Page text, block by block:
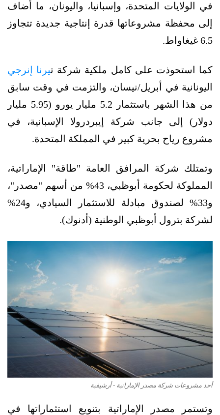
في الولايات المتحدة، وإسبانيا، واليونان، ما أضاف
إلى محفظة مشروعاتها قدرة إنتاجية جديدة تتجاوز
6.5 غيغاواط.
كما استحوذت على كامل ملكية شركة تيرنا إنرجي
اليونانية في أبريل/نيسان، والتزمت في وقت سابق
من هذا الشهر باستثمار 5.2 مليار يورو (5.95 مليار
دولار) إلى جانب شركة إيبردرولا الإسبانية، في
مشروع رياح بحرية كبير في المملكة المتحدة.
وتمتلك شركة المرافق العامة "طاقة" الإماراتية،
المملوكة لحكومة أبوظبي، 43% من أسهم "مصدر"،
و33% لصندوق مبادلة للاستثمار السيادي، و24%
لشركة بترول أبوظبي الوطنية (أدنوك).
أحد مشروعات شركة مصدر الإماراتية - أرشيفية
وتستمر مصدر الإماراتية بتنويع استثماراتها في